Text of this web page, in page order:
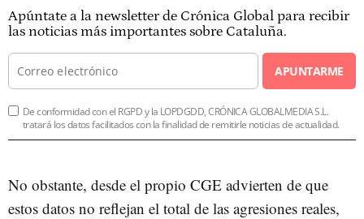
Apúntate a la newsletter de Crónica Global para recibir
las noticias más importantes sobre Cataluña.
APUNTARME
De conformidad con el RGPD y la LOPDGDD, CRÓNICA GLOBALMEDIA S.L.
tratará los datos facilitados con la finalidad de remitirle noticias de actualidad.
No obstante, desde el propio CGE advierten de que
estos datos no reflejan el total de las agresiones reales,